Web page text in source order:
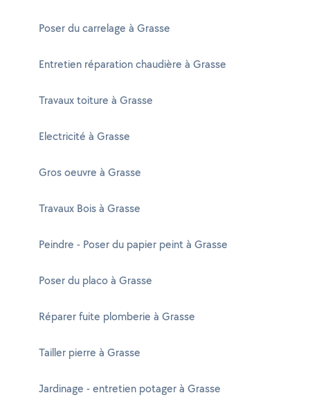
Poser du carrelage à Grasse
Entretien réparation chaudière à Grasse
Travaux toiture à Grasse
Electricité à Grasse
Gros oeuvre à Grasse
Travaux Bois à Grasse
Peindre - Poser du papier peint à Grasse
Poser du placo à Grasse
Réparer fuite plomberie à Grasse
Tailler pierre à Grasse
Jardinage - entretien potager à Grasse